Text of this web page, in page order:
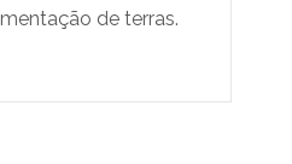
de terras.